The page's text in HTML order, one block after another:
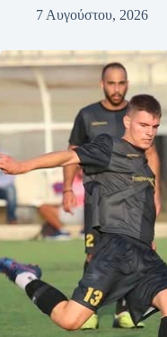
7 Αυγούστου, 2026